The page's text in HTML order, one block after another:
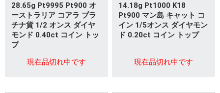
28.65g Pt9995 Pt900 オ
ーストラリア コアラ プラ
チナ貨 1/2 オンス ダイヤ
モンド 0.40ct コイン トッ
プ
現在品切れ中です
14.18g Pt1000 K18
Pt900 マン島 キャット コ
イン 1/5オンス ダイヤモン
ド 0.20ct コイン トップ
現在品切れ中です